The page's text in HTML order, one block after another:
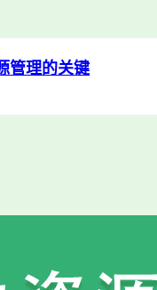
管理的关键